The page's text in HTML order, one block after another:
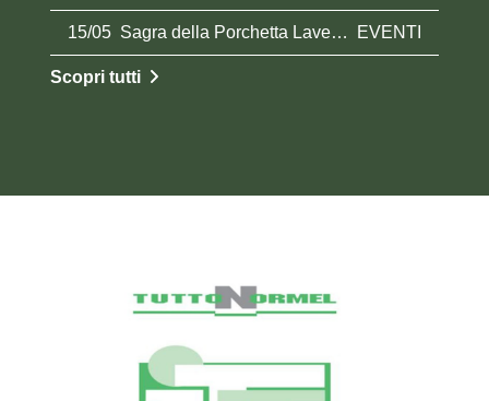
15/05 Sagra della Porchetta Lavezzola 2026 EVENTI
Scopri tutti